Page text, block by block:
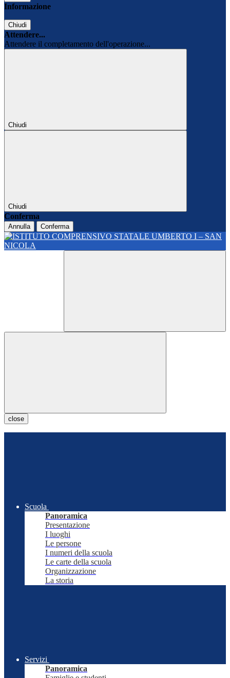
Informazione
Chiudi
Attendere...
Attendere il completamento dell'operazione...
Chiudi
Chiudi
Conferma
Annulla Conferma
close
Scuola
Panoramica
Presentazione
I luoghi
Le persone
I numeri della scuola
Le carte della scuola
Organizzazione
La storia
Servizi
Panoramica